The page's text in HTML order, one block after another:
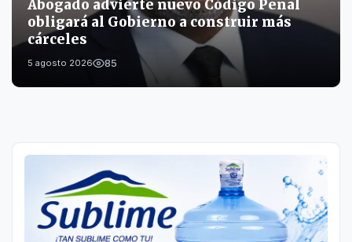
Abogado advierte nuevo Código Penal
obligará al Gobierno a construir más
cárceles
5 agosto 2026 85